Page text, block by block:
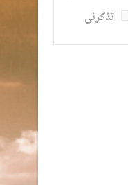
تذكرنى